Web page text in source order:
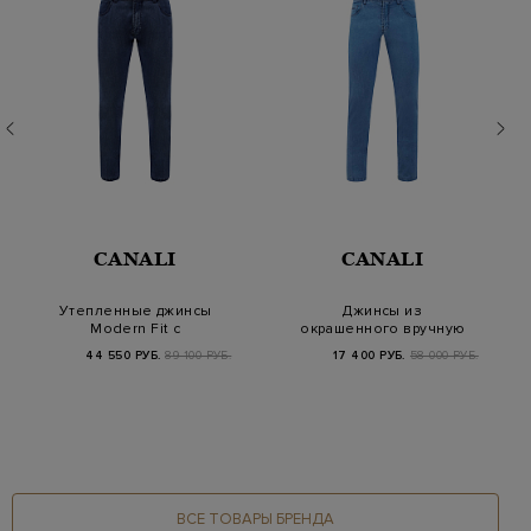
CANALI
Утепленные джинсы
Modern Fit с
44 550 РУБ. 89 100 РУБ.
CANALI
Джинсы из
окрашенного вручную
17 400 РУБ. 58 000 РУБ.
ВСЕ ТОВАРЫ БРЕНДА